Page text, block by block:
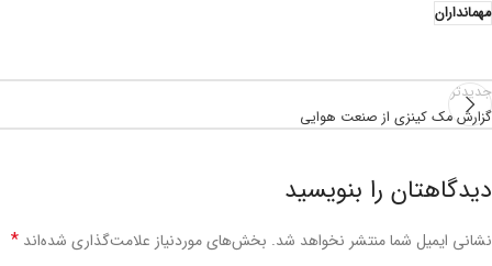
مهمانداران
جدیدتر
گزارش مک کینزی از صنعت هوایی
دیدگاهتان را بنویسید
نشانی ایمیل شما منتشر نخواهد شد. بخش‌های موردنیاز علامت‌گذاری شده‌اند *